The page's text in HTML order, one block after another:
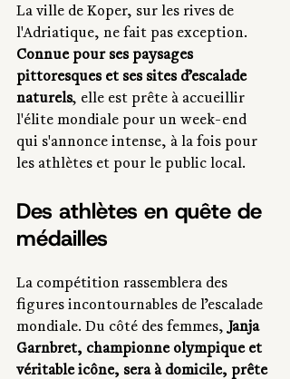
La ville de Koper, sur les rives de
l'Adriatique, ne fait pas exception.
Connue pour ses paysages
pittoresques et ses sites d’escalade
naturels, elle est prête à accueillir
l'élite mondiale pour un week-end
qui s'annonce intense, à la fois pour
les athlètes et pour le public local.
Des athlètes en quête de
médailles
La compétition rassemblera des
figures incontournables de l’escalade
mondiale. Du côté des femmes, Janja
Garnbret, championne olympique et
véritable icône, sera à domicile, prête